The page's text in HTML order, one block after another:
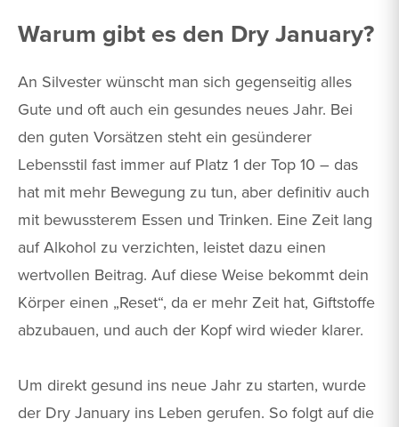
Warum gibt es den Dry January?
An Silvester wünscht man sich gegenseitig alles
Gute und oft auch ein gesundes neues Jahr. Bei
den guten Vorsätzen steht ein gesünderer
Lebensstil fast immer auf Platz 1 der Top 10 – das
hat mit mehr Bewegung zu tun, aber definitiv auch
mit bewussterem Essen und Trinken. Eine Zeit lang
auf Alkohol zu verzichten, leistet dazu einen
wertvollen Beitrag. Auf diese Weise bekommt dein
Körper einen „Reset“, da er mehr Zeit hat, Giftstoffe
abzubauen, und auch der Kopf wird wieder klarer.
Um direkt gesund ins neue Jahr zu starten, wurde
der Dry January ins Leben gerufen. So folgt auf die